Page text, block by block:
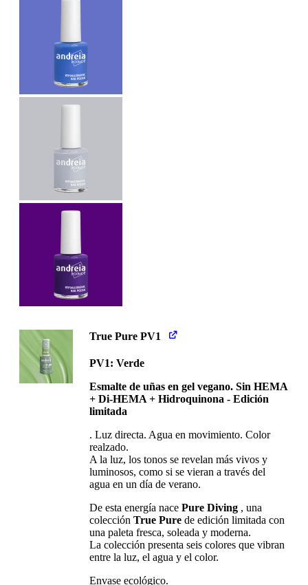
True Pure PV1
PV1: Verde
Esmalte de uñas en gel vegano. Sin HEMA
+ Di-HEMA + Hidroquinona - Edición
limitada
. Luz directa. Agua en movimiento. Color
realzado.
A la luz, los tonos se revelan más vivos y
luminosos, como si se vieran a través del
agua en un día de verano.
De esta energía nacePure Diving , una
colecciónTrue Pure de edición limitada con
una paleta fresca, soleada y moderna.
La colección presenta seis colores que vibran
entre la luz, el agua y el color.
Envase ecológico.